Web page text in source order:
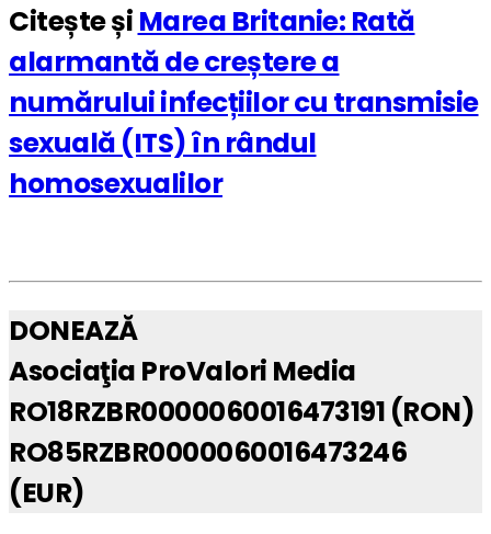
Citește și Marea Britanie: Rată
alarmantă de creștere a
numărului infecțiilor cu transmisie
sexuală (ITS) în rândul
homosexualilor
DONEAZĂ
Asociaţia ProValori Media
RO18RZBR0000060016473191 (RON)
RO85RZBR0000060016473246
(EUR)